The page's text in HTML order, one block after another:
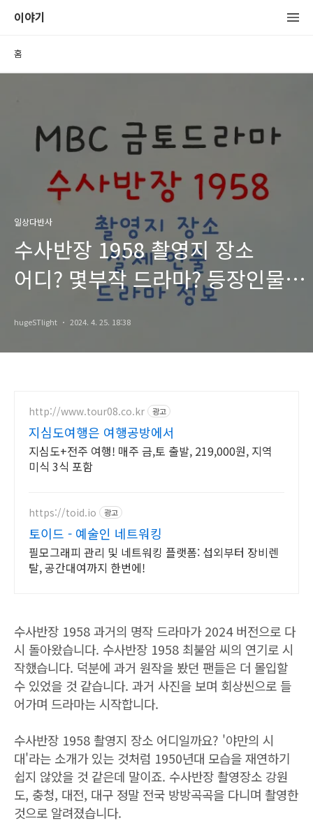
이야기
홈
일상다반사
수사반장 1958 촬영지 장소
어디? 몇부작 드라마? 등장인물
방송시간 OTT 다시보기 정보!
hugeSTlight 2024. 4. 25. 18:38
http://www.tour08.co.kr 광고
지심도여행은 여행공방에서
지심도+전주 여행! 매주 금,토 출발, 219,000원, 지역
미식 3식 포함
https://toid.io 광고
토이드 - 예술인 네트워킹
필모그래피 관리 및 네트워킹 플랫폼: 섭외부터 장비렌
탈, 공간대여까지 한번에!
수사반장 1958 과거의 명작 드라마가 2024 버전으로 다
시 돌아왔습니다. 수사반장 1958 최불암 씨의 연기로 시
작했습니다. 덕분에 과거 원작을 봤던 팬들은 더 몰입할
수 있었을 것 같습니다. 과거 사진을 보며 회상씬으로 들
어가며 드라마는 시작합니다.
수사반장 1958 촬영지 장소 어디일까요? '야만의 시
대'라는 소개가 있는 것처럼 1950년대 모습을 재연하기
쉽지 않았을 것 같은데 말이죠. 수사반장 촬영장소 강원
도, 충청, 대전, 대구 정말 전국 방방곡곡을 다니며 촬영한
것으로 알려졌습니다.